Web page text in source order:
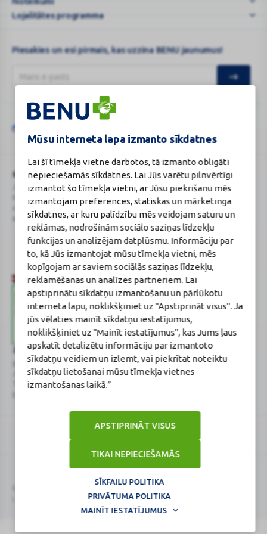
Mūsu interneta lapa izmanto sīkdatnes
Lai šī tīmekļa vietne darbotos, tā izmanto obligāti
nepieciešamās sīkdatnes. Lai Jūs varētu pilnvērtīgi
izmantot šo tīmekļa vietni, ar Jūsu piekrišanu mēs
izmantojam preferences, statiskas un mārketinga
sīkdatnes, ar kuru palīdzību mēs veidojam saturu un
reklāmas, nodrošinām sociālo saziņas līdzekļu
funkcijas un analizējam datplūsmu. Informāciju par
to, kā Jūs izmantojat mūsu tīmekļa vietni, mēs
kopīgojam ar saviem sociālās saziņas līdzekļu,
reklamēšanas un analīzes partneriem. Lai
apstiprinātu sīkdatņu izmantošanu un pārlūkotu
interneta lapu, noklikšķiniet uz "Apstiprināt visus". Ja
jūs vēlaties mainīt sīkdatņu iestatījumus,
noklikšķiniet uz "Mainīt iestatījumus", kas Jums ļaus
apskatīt detalizētu informāciju par izmantoto
sīkdatņu veidiem un izlemt, vai piekrītat noteiktu
sīkdatņu lietošanai mūsu tīmekļa vietnes
izmantošanas laikā.”
TIKAI NEPIECIEŠAMĀS
APSTIPRINĀT VISUS
SĪKFAILU POLITIKA
PRIVĀTUMA POLITIKA
MAINĪT IESTATĪJUMUS
Lojalitātes programma
Piesakies un esi pirmais, kas uzzina BENU jaunumus!
Google
reCAPTCHA
politika
pakalpojumu sniegšanas noteikumi .
BENU Aptieka Latvija, SIA
Juridiskā adrese / Faktiskā adrese:
Noliktavu iela 5, Dreiliņi, Stopiņu
novads, LV-2130
Reģistrācijas Nr.: 40003252167
Licence
Licences numurs: A00010
E-aptiekas kontakti
Sertificēta farmaceite: Jeļena
Gončarova
Reģistrācijas Nr.: F-0834
Sertifikāta Nr.: 215.2025
Zāļu valsts aģentūra
www.zva.gov.lv
Jersikas iela 15, Rīga
Tālr: 67 078 424
Veselības inspekcija
www.vi.gov.lv
Klijānu iela 7, Rīga
Lapa atjaunināta: 09.08.2026.
Logo Logo